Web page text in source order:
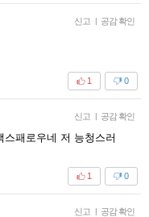
신고 | 공감 확인
0
1
신고 | 공감 확인
패로우네 저 능청스러
0
1
신고 | 공감 확인